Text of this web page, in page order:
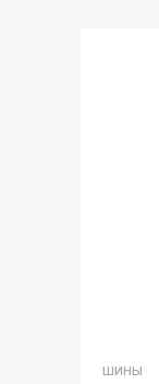
ШИНЫ